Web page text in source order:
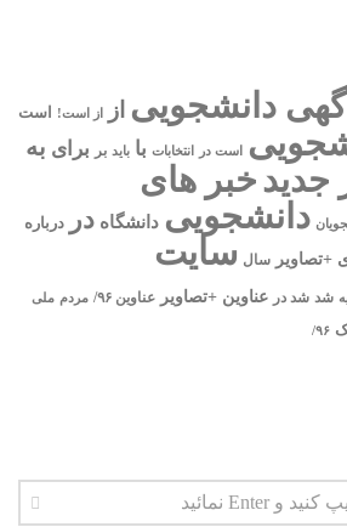
آگهی دانشجویی از از است! است
است در انتخابات با باید بر برای به
جدیدخبر های
دانشجویی دانشگاه در درباره
+تصاویر سال سایت
شد شد در عناوین +تصاویر عناوین ۹۶/ مردم ملی
۹۶/